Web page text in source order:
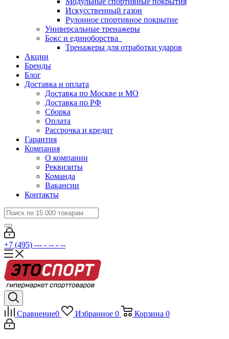
Искусственный газон
Рулонное спортивное покрытие
Универсальные тренажеры
Бокс и единоборства
Тренажеры для отработки ударов
Акции
Бренды
Блог
Доставка и оплата
Доставка по Москве и МО
Доставка по РФ
Сборка
Оплата
Рассрочка и кредит
Гарантия
Компания
О компании
Реквизиты
Команда
Вакансии
Контакты
+7 (495) --- - -- - --
Сравнение0 Избранное 0 Корзина 0